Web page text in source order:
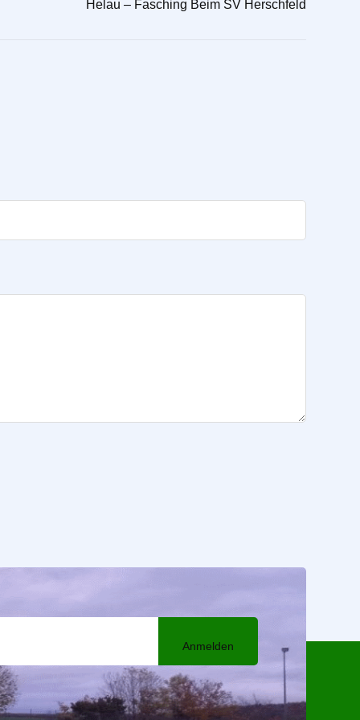
Helau – Fasching Beim SV Herschfeld